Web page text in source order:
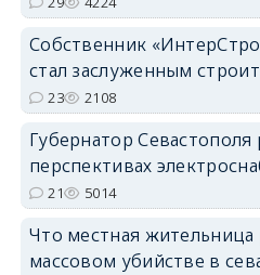
Собственник
стал заслуженным
23 2108
Губернатор Севастополя
перспективах
21 5014
Что местная жительница
массовом убийстве в